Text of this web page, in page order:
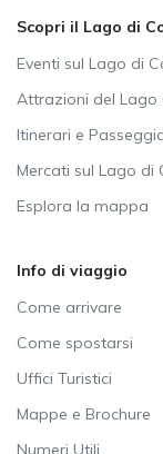
Scopri il Lago di
Eventi sul Lago di
Attrazioni del Lago
Itinerari e
Mercati sul Lago di
Esplora la mappa
Info di viaggio
Come arrivare
Come spostarsi
Uffici Turistici
Mappe e Brochure
Numeri Utili